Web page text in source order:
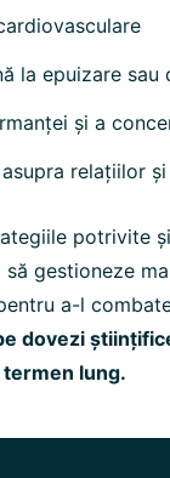
la epuizare sau
și a
relațiilor
potrivite
gestioneze
a-l
dovezi
lung.